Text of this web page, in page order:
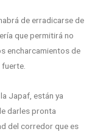
de erradicarse de
que permitirá no
encharcamientos de
Japaf, están ya
darles pronta
del corredor que es